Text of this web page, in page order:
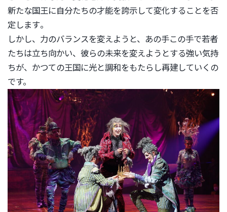
新たな国王に自分たちの才能を誇示して変化することを否
定します。
しかし、力のバランスを変えようと、
あの手この手で若者
たちは立ち向かい、 彼らの未来を変えようとする強い気持
ちが、 かつての王国に光と調和をもたらし再建していくの
です。